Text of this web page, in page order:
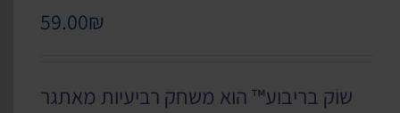
59.00₪
שוֹק בריבוע™ הוא משחק רביעיות מאתגר